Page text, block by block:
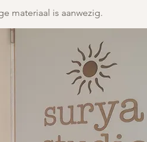
materiaal is aanwezig.